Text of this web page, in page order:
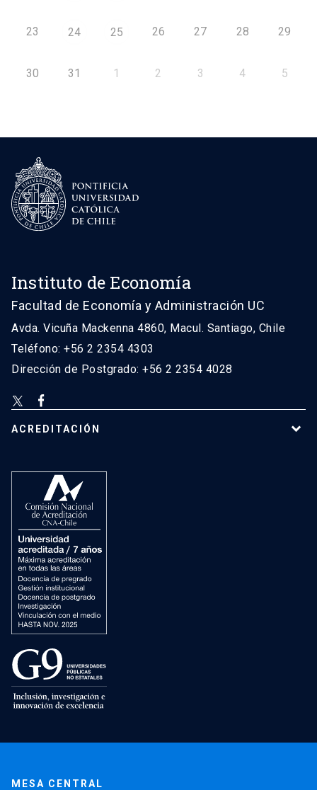
23 24 25 26 27 28 29
30 31 1 2 3 4 5
Instituto de Economía
Facultad de Economía y Administración UC
Avda. Vicuña Mackenna 4860, Macul. Santiago, Chile
Teléfono: +56 2 2354 4303
Dirección de Postgrado: +56 2 2354 4028
ACREDITACIÓN
MESA CENTRAL